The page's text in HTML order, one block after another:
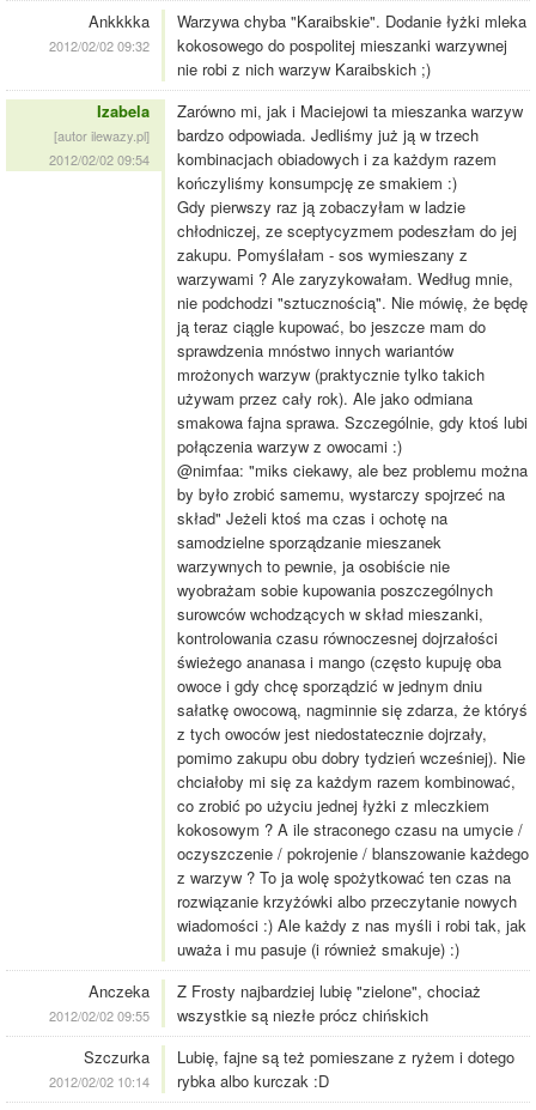
Ankkkka
2012/02/02 09:32
Warzywa chyba "Karaibskie". Dodanie łyżki mleka
kokosowego do pospolitej mieszanki warzywnej
nie robi z nich warzyw Karaibskich ;)
Izabela
[autor ilewazy.pl]
2012/02/02 09:54
Zarówno mi, jak i Maciejowi ta mieszanka warzyw
bardzo odpowiada. Jedliśmy już ją w trzech
kombinacjach obiadowych i za każdym razem
kończyliśmy konsumpcję ze smakiem :)
Gdy pierwszy raz ją zobaczyłam w ladzie
chłodniczej, ze sceptycyzmem podeszłam do jej
zakupu. Pomyślałam - sos wymieszany z
warzywami ? Ale zaryzykowałam. Według mnie,
nie podchodzi "sztucznością". Nie mówię, że będę
ją teraz ciągle kupować, bo jeszcze mam do
sprawdzenia mnóstwo innych wariantów
mrożonych warzyw (praktycznie tylko takich
używam przez cały rok). Ale jako odmiana
smakowa fajna sprawa. Szczególnie, gdy ktoś lubi
połączenia warzyw z owocami :)
@nimfaa: "miks ciekawy, ale bez problemu można
by było zrobić samemu, wystarczy spojrzeć na
skład" Jeżeli ktoś ma czas i ochotę na
samodzielne sporządzanie mieszanek
warzywnych to pewnie, ja osobiście nie
wyobrażam sobie kupowania poszczególnych
surowców wchodzących w skład mieszanki,
kontrolowania czasu równoczesnej dojrzałości
świeżego ananasa i mango (często kupuję oba
owoce i gdy chcę sporządzić w jednym dniu
sałatkę owocową, nagminnie się zdarza, że któryś
z tych owoców jest niedostatecznie dojrzały,
pomimo zakupu obu dobry tydzień wcześniej). Nie
chciałoby mi się za każdym razem kombinować,
co zrobić po użyciu jednej łyżki z mleczkiem
kokosowym ? A ile straconego czasu na umycie /
oczyszczenie / pokrojenie / blanszowanie każdego
z warzyw ? To ja wolę spożytkować ten czas na
rozwiązanie krzyżówki albo przeczytanie nowych
wiadomości :) Ale każdy z nas myśli i robi tak, jak
uważa i mu pasuje (i również smakuje) :)
Anczeka
2012/02/02 09:55
Z Frosty najbardziej lubię "zielone", chociaż
wszystkie są niezłe prócz chińskich
Szczurka
2012/02/02 10:14
Lubię, fajne są też pomieszane z ryżem i dotego
rybka albo kurczak :D